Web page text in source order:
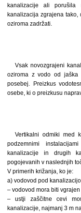
kanalizacije ali
kanalizacija zgrajena
oziroma zadržati.
Vsak novozgrajeni
oziroma z vodo od jaška
posebej. Preizkus
osebe, ki o preizkusu
Vertikalni odmiki med
podzemnimi
kanalizacije in drugih
pogojevanih v naslednjih
V primerih križanja, ko je:
a) vodovod pod
– vodovod mora biti vgrajen
– ustji zaščitne cevi
kanalizacije, najmanj 3 m